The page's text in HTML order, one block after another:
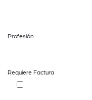
Profesión
Requiere Factura